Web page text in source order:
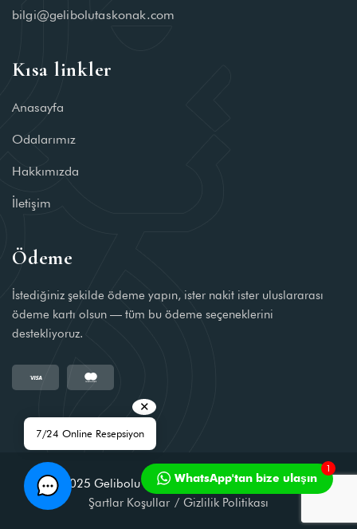
bilgi@gelibolutaskonak.com
Kısa linkler
Anasayfa
Odalarımız
Hakkımızda
İletişim
Ödeme
İstediğiniz şekilde ödeme yapın, ister nakit ister uluslararası
ödeme kartı olsun — tüm bu ödeme seçeneklerini
destekliyoruz.
© 2025 Gelibolu Taş KonakTüm Hakları Saklıdır
Şartlar Koşullar
Gizlilik Politikası
WhatsApp'tan bize ulaşın
1
✕
7/24 Online Resepsiyon